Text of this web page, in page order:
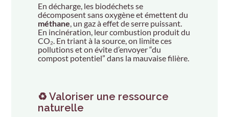
En décharge, les biodéchets se
décomposent sans oxygène et émettent du
méthane, un gaz à effet de serre puissant.
En incinération, leur combustion produit du
CO₂. En triant à la source, on limite ces
pollutions et on évite d’envoyer “du
compost potentiel” dans la mauvaise filière.
♻️ Valoriser une ressource
naturelle